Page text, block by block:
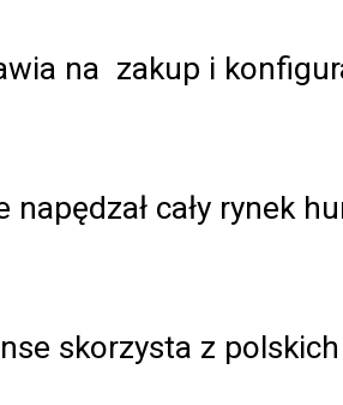
na zakup i
napędzał cały rynek
skorzysta z